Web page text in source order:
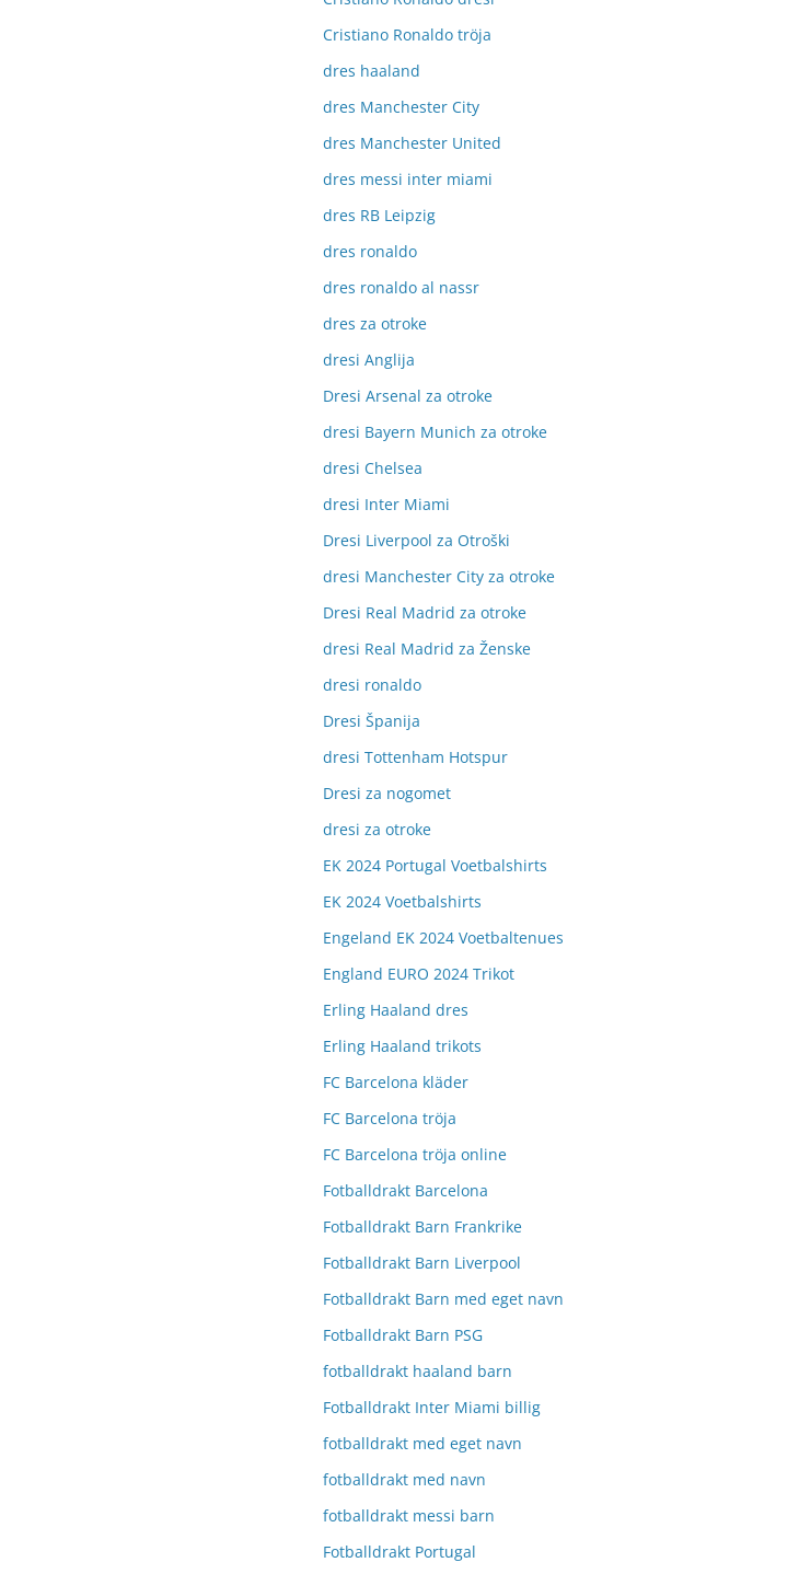
Cristiano Ronaldo tröja
dres haaland
dres Manchester City
dres Manchester United
dres messi inter miami
dres RB Leipzig
dres ronaldo
dres ronaldo al nassr
dres za otroke
dresi Anglija
Dresi Arsenal za otroke
dresi Bayern Munich za otroke
dresi Chelsea
dresi Inter Miami
Dresi Liverpool za Otroški
dresi Manchester City za otroke
Dresi Real Madrid za otroke
dresi Real Madrid za Ženske
dresi ronaldo
Dresi Španija
dresi Tottenham Hotspur
Dresi za nogomet
dresi za otroke
EK 2024 Portugal Voetbalshirts
EK 2024 Voetbalshirts
Engeland EK 2024 Voetbaltenues
England EURO 2024 Trikot
Erling Haaland dres
Erling Haaland trikots
FC Barcelona kläder
FC Barcelona tröja
FC Barcelona tröja online
Fotballdrakt Barcelona
Fotballdrakt Barn Frankrike
Fotballdrakt Barn Liverpool
Fotballdrakt Barn med eget navn
Fotballdrakt Barn PSG
fotballdrakt haaland barn
Fotballdrakt Inter Miami billig
fotballdrakt med eget navn
fotballdrakt med navn
fotballdrakt messi barn
Fotballdrakt Portugal